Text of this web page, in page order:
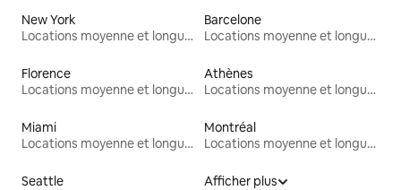
New York
Locations moyenne et longue durée
Barcelone
Locations moyenne et longue durée
Florence
Locations moyenne et longue durée
Athènes
Locations moyenne et longue durée
Miami
Locations moyenne et longue durée
Montréal
Locations moyenne et longue durée
Seattle
Afficher plus